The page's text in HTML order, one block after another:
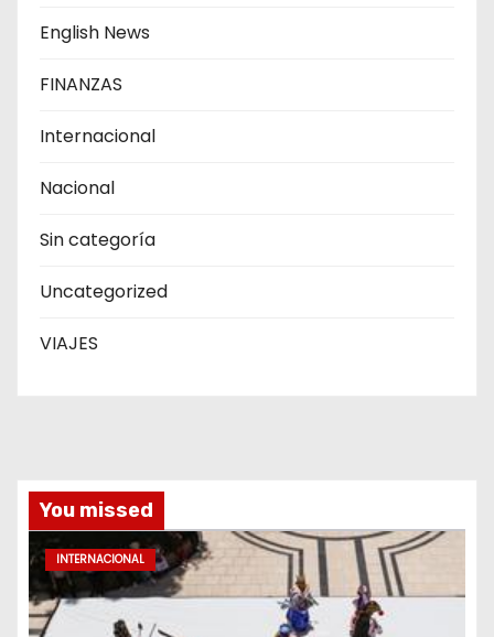
English News
FINANZAS
Internacional
Nacional
Sin categoría
Uncategorized
VIAJES
You missed
INTERNACIONAL